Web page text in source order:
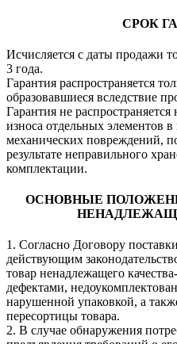
СРОК
Исчисляется с даты продажи
3 года.
Гарантия распространяется
образовавшиеся вследствие
Гарантия не распространяется
износа отдельных элементов
механических повреждений,
результате неправильного
комплектации.
ОСНОВНЫЕ
1. Согласно Договору
действующим
товар ненадлежащего
дефектами,
нарушенной упаковкой, а
пересортицы товара.
2. В случае обнаружения